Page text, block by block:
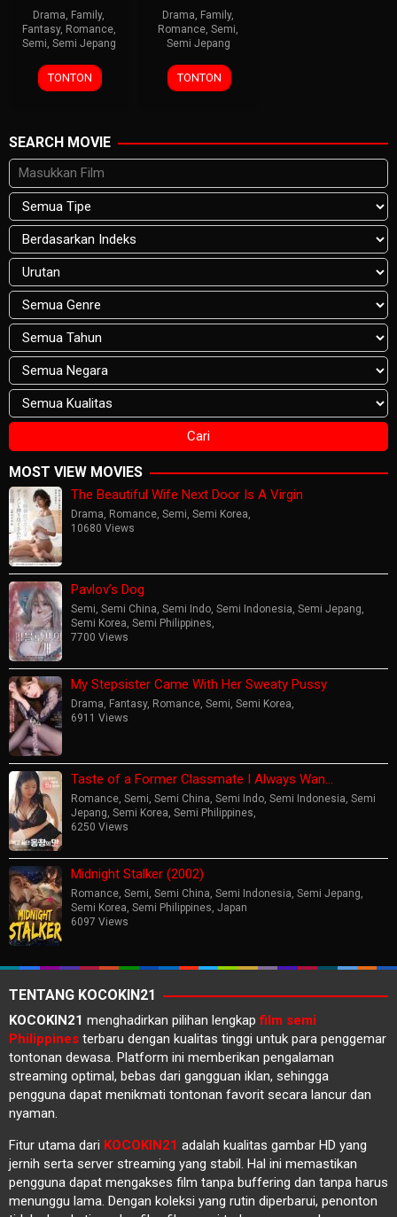
Drama, Family,
Fantasy, Romance,
Semi, Semi Jepang
TONTON
Drama, Family,
Romance,Semi,
Semi Jepang
TONTON
SEARCH MOVIE
MOST VIEW MOVIES
The Beautiful Wife Next Door Is A Virgin
Drama, Romance, Semi, Semi Korea,
10680 Views
Pavlov’s Dog
Semi, Semi China, Semi Indo, Semi Indonesia, Semi Jepang,
Semi Korea, Semi Philippines,
7700 Views
My Stepsister Came With Her Sweaty Pussy
Drama, Fantasy, Romance, Semi, Semi Korea,
6911 Views
Taste of a Former Classmate I Always Wan…
Romance, Semi, Semi China, Semi Indo, Semi Indonesia, Semi
Jepang, Semi Korea, Semi Philippines,
6250 Views
Midnight Stalker (2002)
Romance, Semi, Semi China, Semi Indonesia, Semi Jepang,
Semi Korea, Semi Philippines, Japan
6097 Views
TENTANG KOCOKIN21
KOCOKIN21 menghadirkan pilihan lengkapfilm semi
Philippines terbaru dengan kualitas tinggi untuk para penggemar
tontonan dewasa. Platform ini memberikan pengalaman
streaming optimal, bebas dari gangguan iklan, sehingga
pengguna dapat menikmati tontonan favorit secara lancur dan
nyaman.
Fitur utama dari KOCOKIN21 adalah kualitas gambar HD yang
jernih serta server streaming yang stabil. Hal ini memastikan
pengguna dapat mengakses film tanpa buffering dan tanpa harus
menunggu lama. Dengan koleksi yang rutin diperbarui, penonton